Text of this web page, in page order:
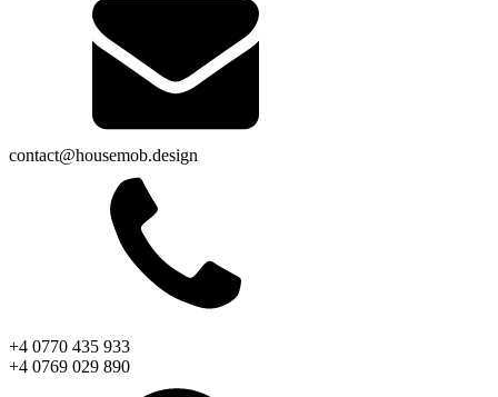
contact@housemob.design
+4 0770 435 933
+4 0769 029 890